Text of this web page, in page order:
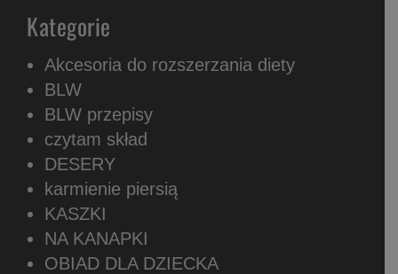
Kategorie
Akcesoria do rozszerzania diety
BLW
BLW przepisy
czytam skład
DESERY
karmienie piersią
KASZKI
NA KANAPKI
OBIAD DLA DZIECKA